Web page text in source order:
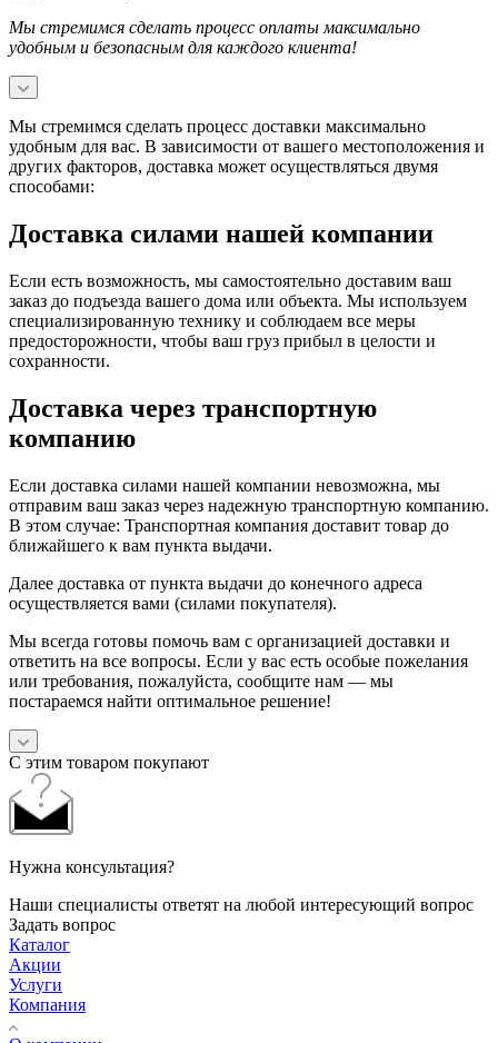
Мы стремимся сделать процесс оплаты максимально
удобным и безопасным для каждого клиента!
Мы стремимся сделать процесс доставки максимально
удобным для вас. В зависимости от вашего местоположения и
других факторов, доставка может осуществляться двумя
способами:
Доставка силами нашей компании
Если есть возможность, мы самостоятельно доставим ваш
заказ до подъезда вашего дома или объекта. Мы используем
специализированную технику и соблюдаем все меры
предосторожности, чтобы ваш груз прибыл в целости и
сохранности.
Доставка через транспортную
компанию
Если доставка силами нашей компании невозможна, мы
отправим ваш заказ через надежную транспортную компанию.
В этом случае: Транспортная компания доставит товар до
ближайшего к вам пункта выдачи.
Далее доставка от пункта выдачи до конечного адреса
осуществляется вами (силами покупателя).
Мы всегда готовы помочь вам с организацией доставки и
ответить на все вопросы. Если у вас есть особые пожелания
или требования, пожалуйста, сообщите нам — мы
постараемся найти оптимальное решение!
С этим товаром покупают
Нужна консультация?
Наши специалисты ответят на любой интересующий вопрос
Задать вопрос
Каталог
Акции
Услуги
Компания